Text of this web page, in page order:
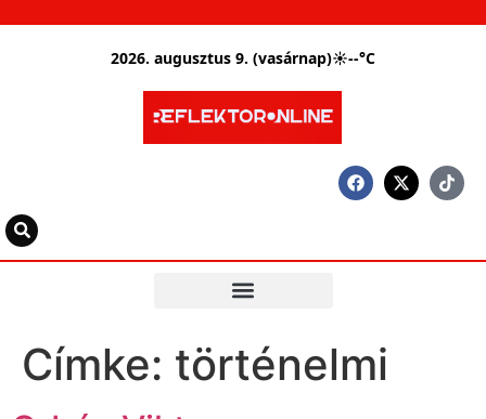
2026. augusztus 9. (vasárnap)☀--°C
Címke: történelmi